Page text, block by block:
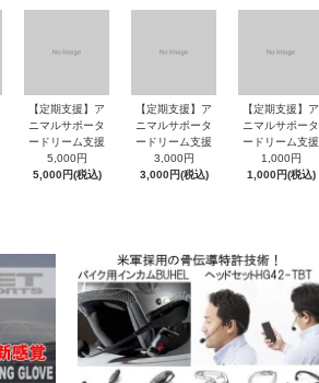
【定期支援】ア
ニマルサポータ
ードリーム支援
5,000円
5,000円(税込)
【定期支援】ア
ニマルサポータ
ードリーム支援
3,000円
3,000円(税込)
【定期支援】ア
ニマルサポータ
ードリーム支援
1,000円
1,000円(税込)